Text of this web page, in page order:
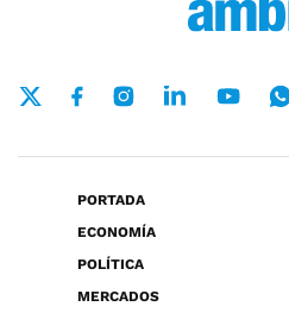
PORTADA
ECONOMÍA
POLÍTICA
MERCADOS